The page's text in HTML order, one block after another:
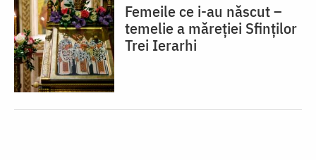
Femeile ce i-au născut –
temelie a măreției Sfinților
Trei Ierarhi